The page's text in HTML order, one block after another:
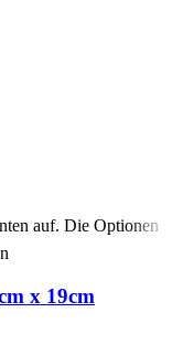
auf. Die Optionen
x 19cm